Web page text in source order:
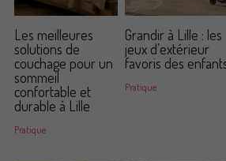
Les meilleures
solutions de
couchage pour un
sommeil
confortable et
durable à Lille
Pratique
Grandir à Lille : les
jeux d’extérieur
favoris des
Pratique